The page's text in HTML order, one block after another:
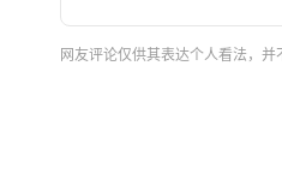
网友评论仅供其表达个人看法，并